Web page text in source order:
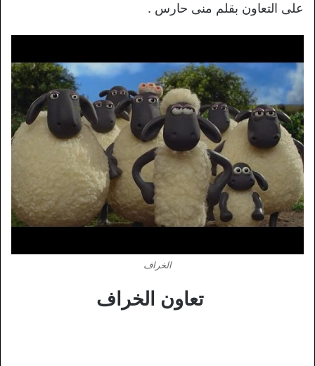
على التعاون بقلم منى حارس .
الخراف
تعاون الخراف